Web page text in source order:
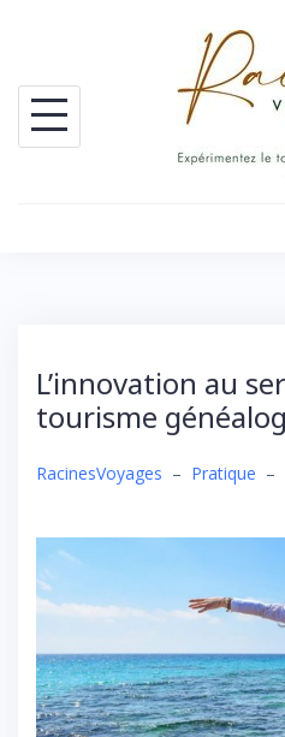
content
L’innovation au
tourisme
RacinesVoyages – Pratique –